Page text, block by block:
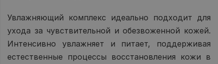
Увлажняющий комплекс идеально подходит для
ухода за чувствительной и обезвоженной кожей.
Интенсивно увлажняет и питает, поддерживая
естественные процессы восстановления кожи в